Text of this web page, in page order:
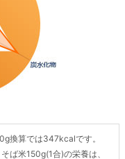
換算では347kcalです。
ば米150g(1合)の栄養は、